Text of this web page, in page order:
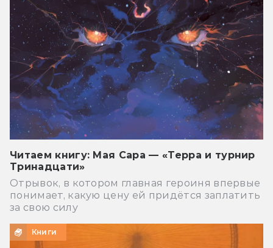
Читаем книгу: Мая Сара — «Терра и турнир
Тринадцати»
Отрывок, в котором главная героиня впервые
понимает, какую цену ей придётся заплатить
за свою силу
Книги